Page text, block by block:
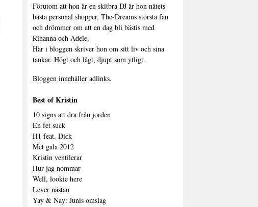
Förutom att hon är en skitbra DJ är hon nätets
bästa personal shopper, The-Dreams största fan
och drömmer om att en dag bli bästis med
Rihanna och Adele.
Här i bloggen skriver hon om sitt liv och sina
tankar. Högt och lågt, djupt som ytligt.
Bloggen innehåller adlinks.
Best of Kristin
10 signs att dra från jorden
En fet suck
H1 feat. Dick
Met gala 2012
Kristin ventilerar
Hur jag nommar
Well, lookie here
Lever nästan
Yay & Nay: Junis omslag